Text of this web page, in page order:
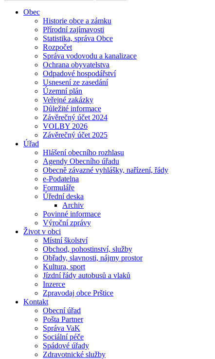
Obec
Historie obce a zámku
Přírodní zajímavosti
Statistika, správa Obce
Rozpočet
Správa vodovodu a kanalizace
Ochrana obyvatelstva
Odpadové hospodářství
Usnesení ze zasedání
Územní plán
Veřejné zakázky
Důležité informace
Závěrečný účet 2024
VOLBY 2026
Závěrečný účet 2025
Úřad
Hlášení obecního rozhlasu
Agendy Obecního úřadu
Obecně závazné vyhlášky, nařízení, řády
e-Podatelna
Formuláře
Úřední deska
Archiv
Povinné informace
Výroční zprávy
Život v obci
Místní školství
Obchod, pohostinství, služby
Obřady, slavnosti, nájmy prostor
Kultura, sport
Jízdní řády autobusů a vlaků
Inzerce
Zpravodaj obce Prštice
Kontakt
Obecní úřad
Pošta Partner
Správa VaK
Sociální péče
Spádové úřady
Zdravotnické služby